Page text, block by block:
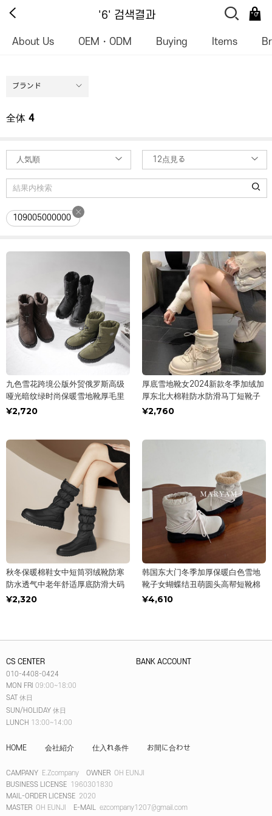
'6' 검색결과 0
About Us OEM・ODM Buying Items
ブランド
全体 4
人気順 12点見る
109005000000
九色雪花跨境公版外贸俄罗斯高级
哑光暗纹绿时尚保暖雪地靴厚毛里
¥2,720
厚底雪地靴女2024新款冬季加绒加
厚东北大棉鞋防水防滑马丁短靴子
¥2,760
秋冬保暖棉鞋女中短筒羽绒靴防寒
防水透气中老年舒适厚底防滑大码
¥2,320
韩国东大门冬季加厚保暖白色雪地
靴子女蝴蝶结丑萌圆头高帮短靴棉
¥4,610
CS CENTER
010-4408-0424
MON FRI 09:00~18:00
SAT 休日
SUN/HOLIDAY 休日
LUNCH 13:00~14:00
BANK ACCOUNT
HOME 会社紹介 仕入れ条件 お間に合わせ
CAMPANY E.Zcompany OWNER OH EUNJI
BUSINESS LICENSE 1960301830
MAIL-ORDER LICENSE 2020
MASTER OH EUNJI E-MAIL ezcompany1207@gmail.com